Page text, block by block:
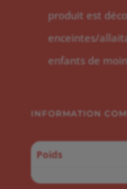
produit est
enceintes/
enfants de
INFORMATION
Poids